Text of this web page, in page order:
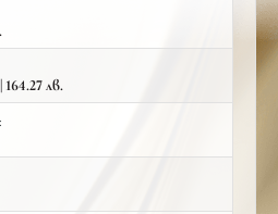
164.27 лв.